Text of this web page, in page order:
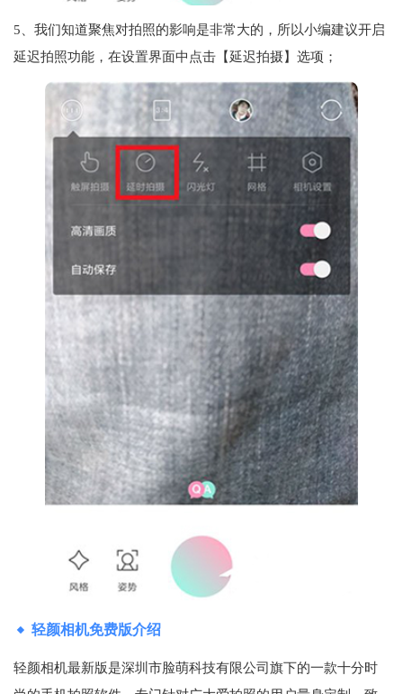
5、我们知道聚焦对拍照的影响是非常大的，所以小编建议开启
延迟拍照功能，在设置界面中点击【延迟拍摄】选项；
轻颜相机免费版介绍
轻颜相机最新版是深圳市脸萌科技有限公司旗下的一款十分时